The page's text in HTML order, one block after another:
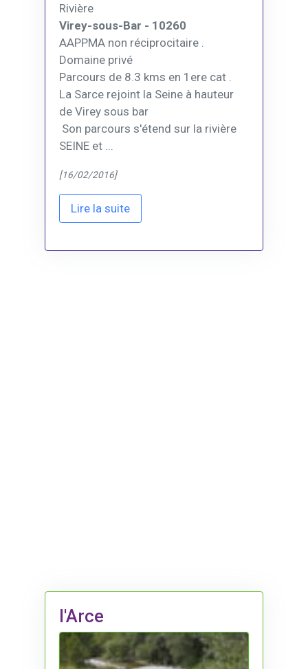
Rivière
Virey-sous-Bar - 10260
AAPPMA non réciprocitaire .
Domaine privé
Parcours de 8.3 kms en 1ere cat .
La Sarce rejoint la Seine à hauteur
de Virey sous bar
Son parcours s'étend sur la rivière
SEINE et ...
[16/02/2016]
Lire la suite
l'Arce